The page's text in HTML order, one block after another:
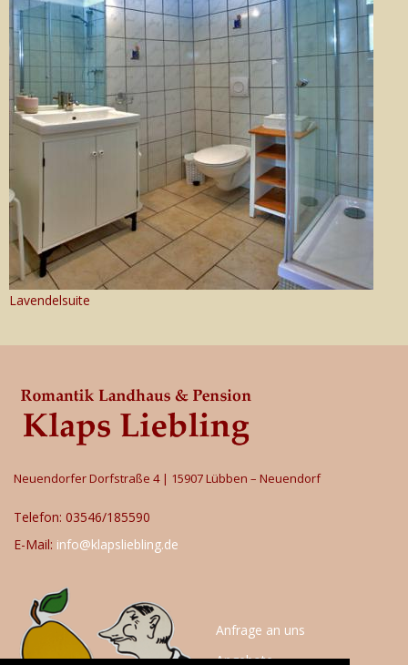
Lavendelsuite
Neuendorfer Dorfstraße 4 | 15907 Lübben – Neuendorf
Telefon: 03546/185590
E-Mail: info@klapsliebling.de
Anfrage an uns
Angebote